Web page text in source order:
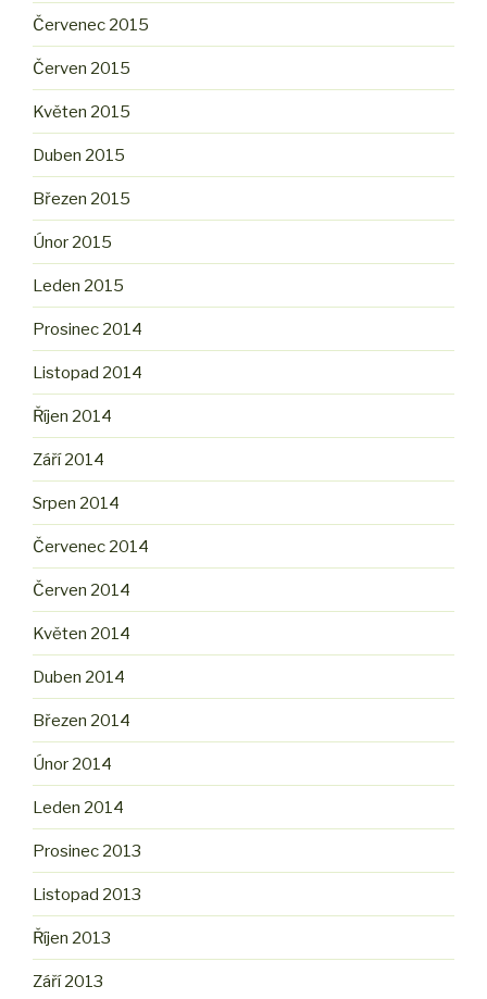
Červenec 2015
Červen 2015
Květen 2015
Duben 2015
Březen 2015
Únor 2015
Leden 2015
Prosinec 2014
Listopad 2014
Říjen 2014
Září 2014
Srpen 2014
Červenec 2014
Červen 2014
Květen 2014
Duben 2014
Březen 2014
Únor 2014
Leden 2014
Prosinec 2013
Listopad 2013
Říjen 2013
Září 2013